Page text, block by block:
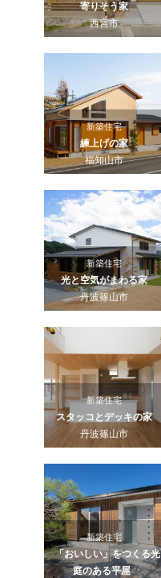
寄りそう家
西宮市
新築住宅
練上げの家
福知山市
新築住宅
光と空気がまわる家
丹波篠山市
新築住宅
スタッコとデッキの家
丹波篠山市
新築住宅
「おいしい」をつくる光
庭のある平屋